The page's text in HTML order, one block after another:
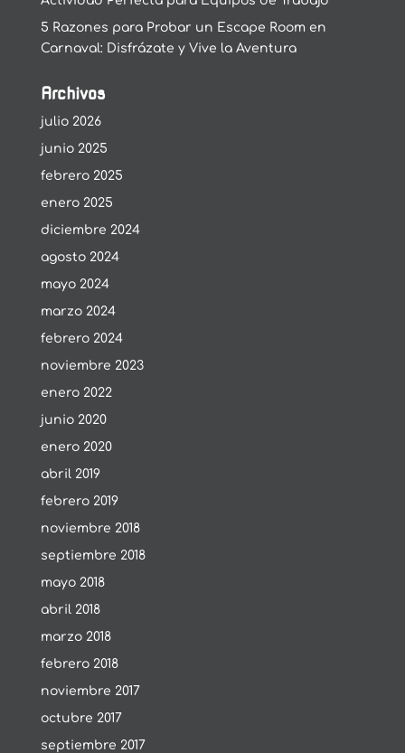
5 Razones para Probar un Escape Room en
Carnaval: Disfrázate y Vive la Aventura
Archivos
julio 2026
junio 2025
febrero 2025
enero 2025
diciembre 2024
agosto 2024
mayo 2024
marzo 2024
febrero 2024
noviembre 2023
enero 2022
junio 2020
enero 2020
abril 2019
febrero 2019
noviembre 2018
septiembre 2018
mayo 2018
abril 2018
marzo 2018
febrero 2018
noviembre 2017
octubre 2017
septiembre 2017